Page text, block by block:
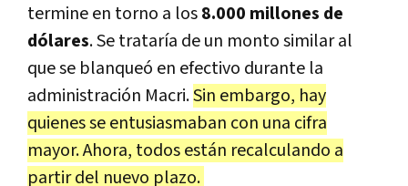
termine en torno a los8.000 millones de
dólares. Se trataría de un monto similar al
que se blanqueó en efectivo durante la
administración Macri.Sin embargo, hay
quienes se entusiasmaban con una cifra
mayor. Ahora, todos están recalculando a
partir del nuevo plazo.